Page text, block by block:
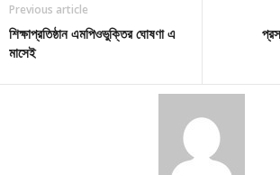
Previous article
শিক্ষাপ্রতিষ্ঠান এমপিওভুক্তির ঘোষণা এ
মাসেই